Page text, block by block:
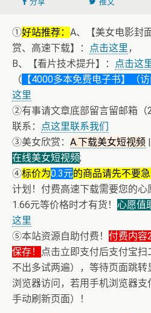
①好站推荐： A、【美女电影封
赏、高速下载】：
点击这里，
B、【看片技术提升】：
点击这
（ 【4000多本免费电子书】（
这里
②有事请文章底部留言留邮箱（
联系：
点这里联系我们
③美女欣赏： A.下载美女短视频 |
在线美女短视频;
④标价为0.3元的商品请先不要急
计划！付费高速下载需要您的
1.66元等价格时才有货！ 心愿值
这里
⑤本站资源自助付费！ 付费内容
保存！
点击立即支付后支付宝
不出多试两遍），等待页面跳
浏览器访问，若用手机浏览器
手动刷新页面）！